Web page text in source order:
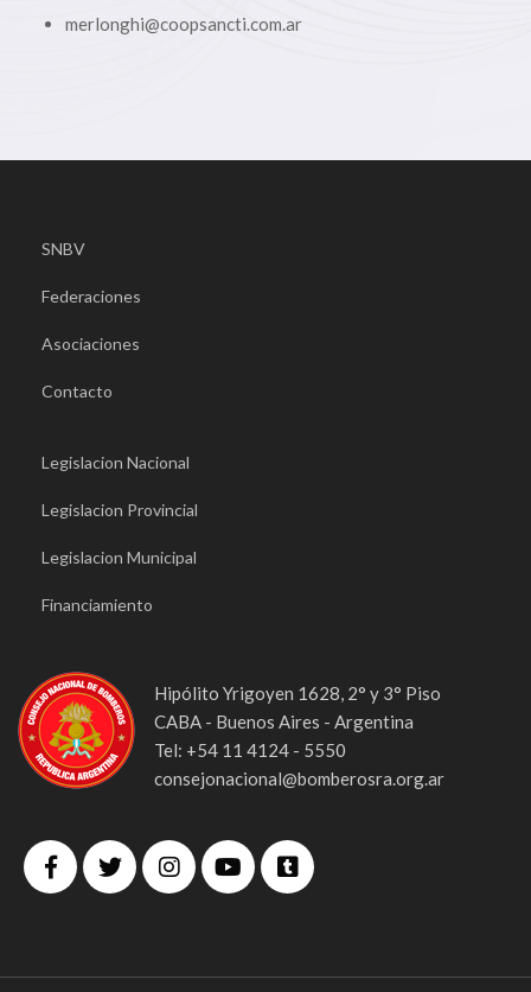
merlonghi@coopsancti.com.ar
SNBV
Federaciones
Asociaciones
Contacto
Legislacion Nacional
Legislacion Provincial
Legislacion Municipal
Financiamiento
Hipólito Yrigoyen 1628, 2° y 3° Piso
CABA - Buenos Aires - Argentina
Tel: +54 11 4124 - 5550
consejonacional@bomberosra.org.ar